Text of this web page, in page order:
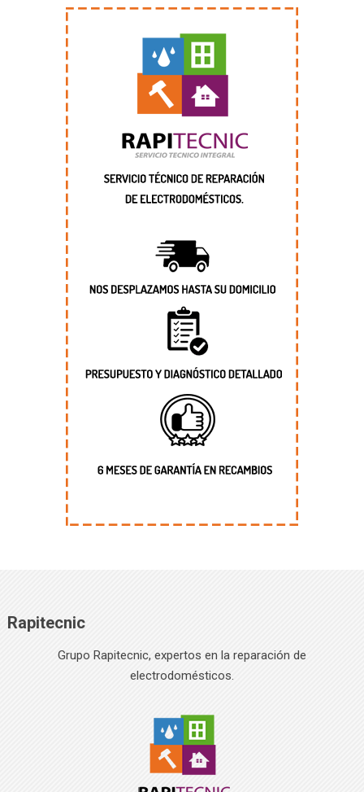
Rapitecnic
Grupo Rapitecnic, expertos en la reparación de
electrodomésticos.